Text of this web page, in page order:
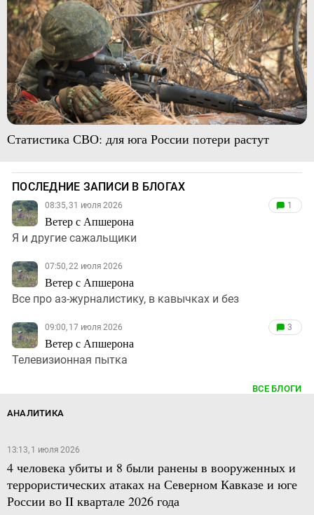
Статистика СВО: для юга России потери растут
ПОСЛЕДНИЕ ЗАПИСИ В БЛОГАХ
08:35, 31 июля 2026
Ветер с Апшерона
1
Я и другие сажальщики
07:50, 22 июля 2026
Ветер с Апшерона
Все про аз-журналистику, в кавычках и без
09:00, 17 июля 2026
Ветер с Апшерона
3
Телевизионная пытка
ВСЕ БЛОГИ
АНАЛИТИКА
13:13, 1 июля 2026
4 человека убиты и 8 были ранены в вооруженных и
террористических атаках на Северном Кавказе и юге
России во II квартале 2026 года